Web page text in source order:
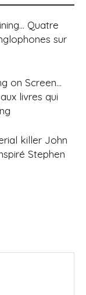
Quatre
sur
on Screen…
livres qui
killer John
Stephen